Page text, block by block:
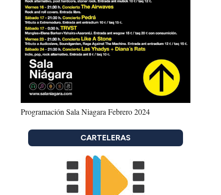
Programación Sala Niagara Febrero 2024
CARTELERAS